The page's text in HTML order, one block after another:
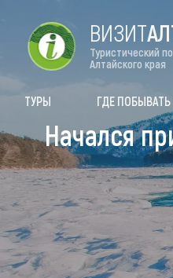
Форум VISIT ALTAI
Туры
ВИЗИТ
Туристический
Алтайского края
ТУРЫ ГДЕ ПОБЫВАТЬ
Начался